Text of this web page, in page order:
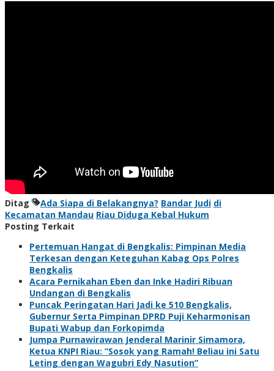
Ditag Ada Siapa di Belakangnya? Bandar Judi di
Kecamatan Mandau Riau Diduga Kebal Hukum
Posting Terkait
Pertemuan Hangat di Bengkalis: Pimpinan Media
Terkesan dengan Keteguhan Kabag Ops Polres
Bengkalis
Acara Pernikahan Eben dan Inke Hadiri Ribuan
Undangan di Bengkalis
Puncak Peringatan Hari Jadi ke 510 Bengkalis,
Gubernur Serta Pimpinan DPRD Puji Keharmonisan
Bupati Wabup dan Forkopimda
Jumpa Purnawirawan Jenderal Marinir Simamora,
Ketua KNPI Riau: “Sosok yang Ramah! Beliau ini Satu
Leting dengan Wagubri Edy Nasution”